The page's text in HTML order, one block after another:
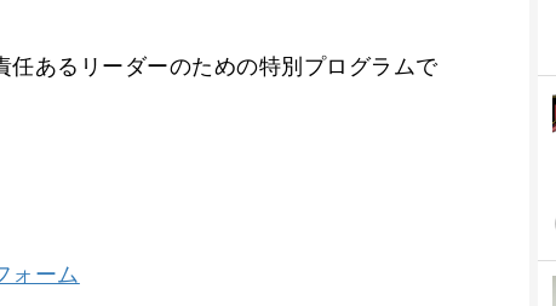
任あるリーダーのための特別プログラムで
ォーム